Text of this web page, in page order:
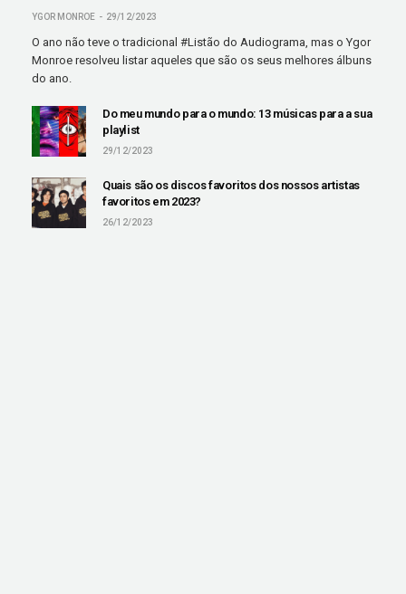
YGOR MONROE 29/12/2023
O ano não teve o tradicional #Listão do Audiograma, mas o Ygor
Monroe resolveu listar aqueles que são os seus melhores álbuns
do ano.
Do meu mundo para o mundo: 13 músicas para a sua
playlist
29/12/2023
Quais são os discos favoritos dos nossos artistas
favoritos em 2023?
26/12/2023